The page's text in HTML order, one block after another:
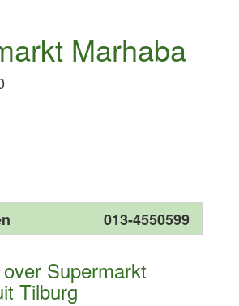
Marhaba
013-4550599
Supermarkt
Tilburg